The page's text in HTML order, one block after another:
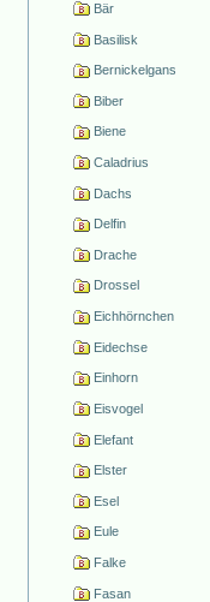
Bär
Basilisk
Bernickelgans
Biber
Biene
Caladrius
Dachs
Delfin
Drache
Drossel
Eichhörnchen
Eidechse
Einhorn
Eisvogel
Elefant
Elster
Esel
Eule
Falke
Fasan